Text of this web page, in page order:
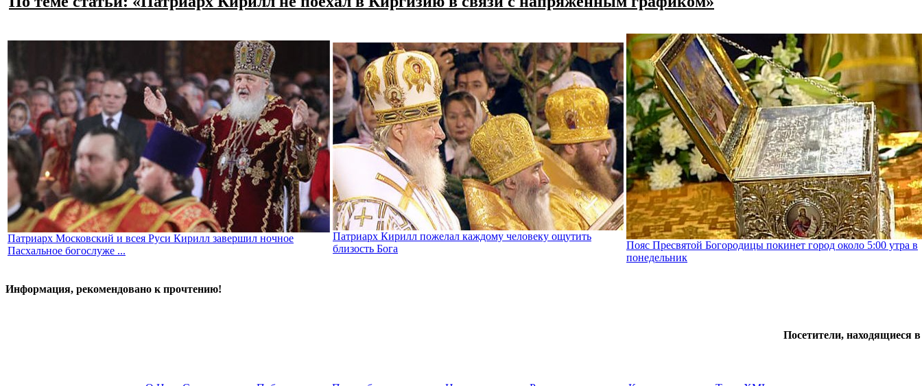
Патриарх Московский и всея Руси Кирилл завершил ночное
Пасхальное богослуже ...
Патриарх Кирилл пожелал каждому человеку ощутить
близость Бога
Пояс Пресвятой Богородицы покинет город около 5:00 утра в
понедельник
Информация, рекомендовано к прочтению!
Посетители, находящиеся